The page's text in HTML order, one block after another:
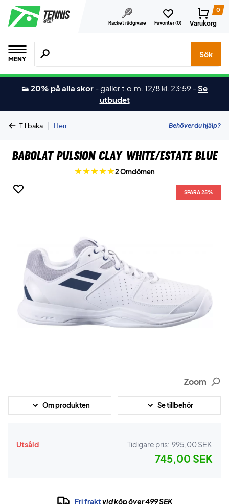
Racket rådgivare Favoriter (0)
0
Varukorg
MENY
Sök efter produkter, märken osv.
Sök
👟 20% på alla skor -gäller t.o.m. 12/8 kl. 23:59 -Se
utbudet
Tillbaka | Herr Behöver du hjälp?
Babolat Pulsion Clay White/Estate Blue
2 Omdömen
SPARA 25%
Zoom
Om produkten Se tillbehör
Utsåld Tidigare pris: 995,00 SEK
745,00 SEK
Fri fraktvid köp över 499 SEK